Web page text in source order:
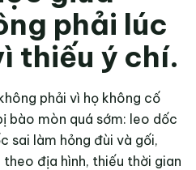
phải lúc
thiếu ý chí.
phải vì họ không cố
bào mòn quá sớm: leo dốc
sai làm hỏng đùi và gối,
địa hình, thiếu thời gian